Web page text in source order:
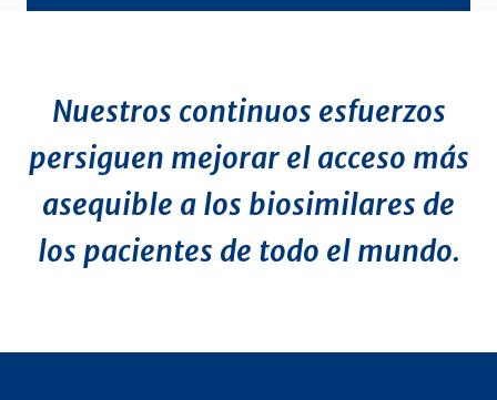
Nuestros continuos esfuerzos
persiguen mejorar el acceso más
asequible a los biosimilares de
los pacientes de todo el mundo.